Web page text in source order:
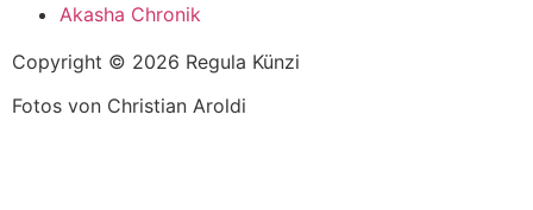
Akasha Chronik
Copyright © 2026 Regula Künzi
Fotos von Christian Aroldi